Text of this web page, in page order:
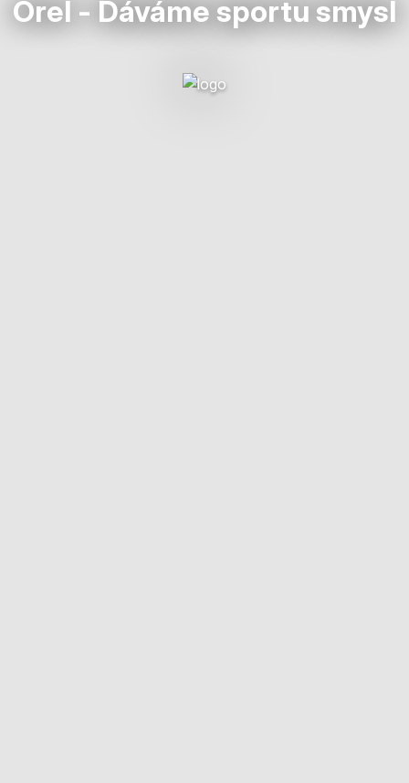
Orel - Dáváme sportu smysl